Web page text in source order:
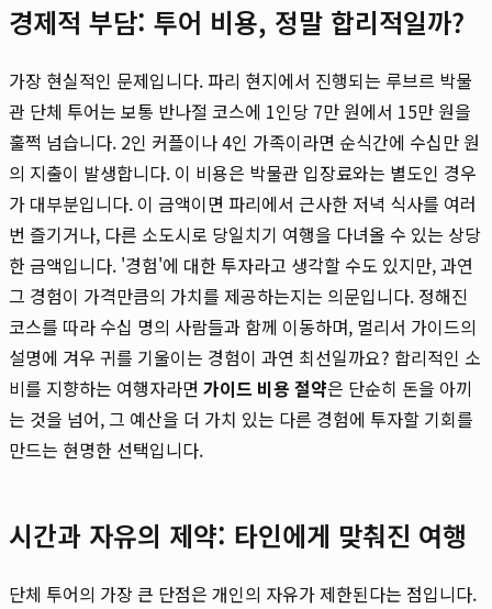
경제적 부담: 투어 비용, 정말 합리적일까?
가장 현실적인 문제입니다. 파리 현지에서 진행되는 루브르 박물
관 단체 투어는 보통 반나절 코스에 1인당 7만 원에서 15만 원을
훌쩍 넘습니다. 2인 커플이나 4인 가족이라면 순식간에 수십만 원
의 지출이 발생합니다. 이 비용은 박물관 입장료와는 별도인 경우
가 대부분입니다. 이 금액이면 파리에서 근사한 저녁 식사를 여러
번 즐기거나, 다른 소도시로 당일치기 여행을 다녀올 수 있는 상당
한 금액입니다. '경험'에 대한 투자라고 생각할 수도 있지만, 과연
그 경험이 가격만큼의 가치를 제공하는지는 의문입니다. 정해진
코스를 따라 수십 명의 사람들과 함께 이동하며, 멀리서 가이드의
설명에 겨우 귀를 기울이는 경험이 과연 최선일까요? 합리적인 소
비를 지향하는 여행자라면 가이드 비용 절약은 단순히 돈을 아끼
는 것을 넘어, 그 예산을 더 가치 있는 다른 경험에 투자할 기회를
만드는 현명한 선택입니다.
시간과 자유의 제약: 타인에게 맞춰진 여행
단체 투어의 가장 큰 단점은 개인의 자유가 제한된다는 점입니다.